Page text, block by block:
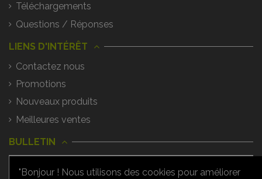
Téléchargements
Questions / Réponses
LIENS D'INTÉRÊT
Contactez nous
Promotions
Nouveaux produits
Meilleures ventes
BULLETIN
"Bonjour ! Nous utilisons des cookies pour améliorer